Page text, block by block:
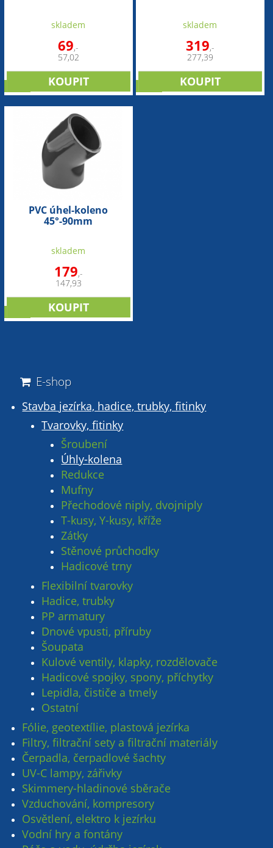
skladem
69,-
57,02
skladem
319,-
277,39
PVC úhel-koleno
45°-90mm
skladem
179,-
147,93
E-shop
Stavba jezírka, hadice, trubky, fitinky
Tvarovky, fitinky
Šroubení
Úhly-kolena
Redukce
Mufny
Přechodové niply, dvojniply
T-kusy, Y-kusy, kříže
Zátky
Stěnové průchodky
Hadicové trny
Flexibilní tvarovky
Hadice, trubky
PP armatury
Dnové vpusti, příruby
Šoupata
Kulové ventily, klapky, rozdělovače
Hadicové spojky, spony, příchytky
Lepidla, čističe a tmely
Ostatní
Fólie, geotextílie, plastová jezírka
Filtry, filtrační sety a filtrační materiály
Čerpadla, čerpadlové šachty
UV-C lampy, zářivky
Skimmery-hladinové sběrače
Vzduchování, kompresory
Osvětlení, elektro k jezírku
Vodní hry a fontány